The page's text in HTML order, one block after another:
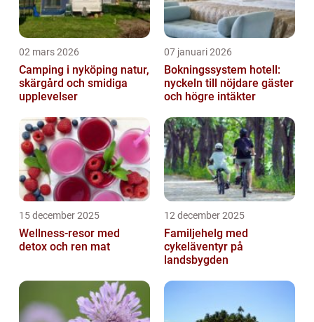
02 mars 2026
Camping i nyköping natur,
skärgård och smidiga
upplevelser
07 januari 2026
Bokningssystem hotell:
nyckeln till nöjdare gäster
och högre intäkter
15 december 2025
Wellness-resor med
detox och ren mat
12 december 2025
Familjehelg med
cykeläventyr på
landsbygden